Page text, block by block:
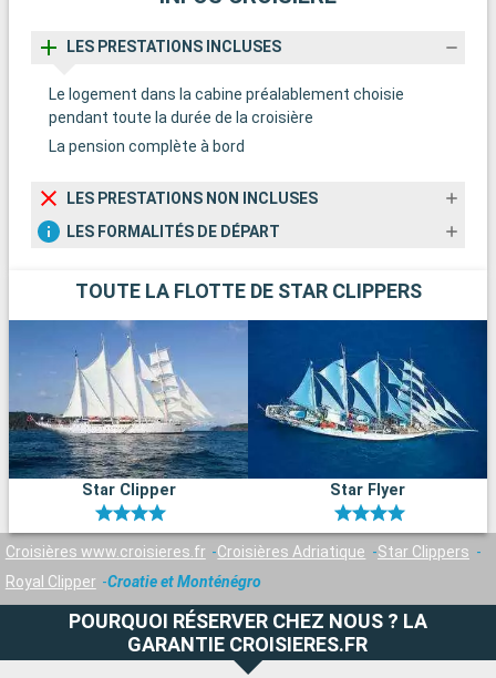
LES PRESTATIONS INCLUSES
Le logement dans la cabine préalablement choisie
pendant toute la durée de la croisière
La pension complète à bord
LES PRESTATIONS NON INCLUSES
LES FORMALITÉS DE DÉPART
TOUTE LA FLOTTE DE STAR CLIPPERS
Star Clipper Star Flyer
Croisières www.croisieres.fr Croisières Adriatique
Star Clippers
Royal Clipper
Croatie et Monténégro
POURQUOI RÉSERVER CHEZ NOUS ? LA
GARANTIE CROISIERES.FR